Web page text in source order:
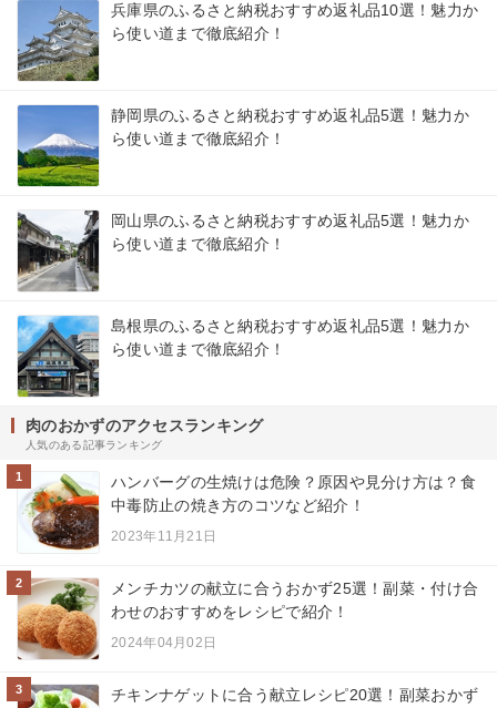
兵庫県のふるさと納税おすすめ返礼品10選！魅力か
ら使い道まで徹底紹介！
静岡県のふるさと納税おすすめ返礼品5選！魅力か
ら使い道まで徹底紹介！
岡山県のふるさと納税おすすめ返礼品5選！魅力か
ら使い道まで徹底紹介！
島根県のふるさと納税おすすめ返礼品5選！魅力か
ら使い道まで徹底紹介！
肉のおかずのアクセスランキング
人気のある記事ランキング
1
ハンバーグの生焼けは危険？原因や見分け方は？食
中毒防止の焼き方のコツなど紹介！
2023年11月21日
2
メンチカツの献立に合うおかず25選！副菜・付け合
わせのおすすめをレシピで紹介！
2024年04月02日
3
チキンナゲットに合う献立レシピ20選！副菜おかず